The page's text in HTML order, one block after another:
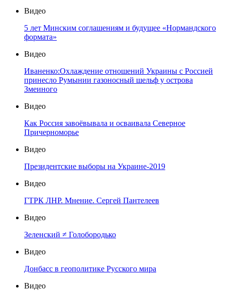
Видео
5 лет Минским соглашениям и будущее «Нормандского
формата»
Видео
Иваненко:Охлаждение отношений Украины с Россией
принесло Румынии газоносный шельф у острова
Змеиного
Видео
Как Россия завоёвывала и осваивала Северное
Причерноморье
Видео
Президентские выборы на Украине-2019
Видео
ГТРК ЛНР. Мнение. Сергей Пантелеев
Видео
Зеленский ≠ Голобородько
Видео
Донбасс в геополитике Русского мира
Видео